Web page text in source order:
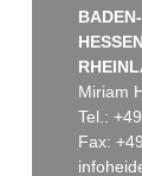
HESSEN
Miriam
Tel.:
Fax: